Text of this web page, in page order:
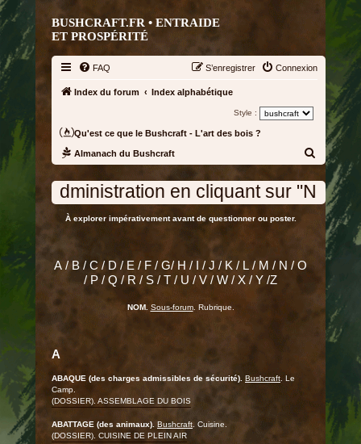
BUSHCRAFT.FR • ENTRAIDE
ET PROSPÉRITÉ
FAQ Connexion
S’enregistrer
Index du forum Index alphabétique
Style :
Qu'est ce que le Bushcraft - L'art des bois ?
Almanach du Bushcraft
e
page d'accueil ou bien à "admin
À explorer impérativement avant de questionner ou poster.
A / B / C/ D / E / F / G/ H / I / J / K / L / M / N /O
/ P/ Q/R / S / T / U / V/ W / X / Y /Z
NOM. Sous-forum. Rubrique.
A
ABAQUE (des charges admissibles de sécurité). Bushcraft . Le
Camp.
(DOSSIER). ASSEMBLAGE DU BOIS
ABATTAGE (des animaux). Bushcraft . Cuisine.
(DOSSIER). CUISINE DE PLEIN AIR